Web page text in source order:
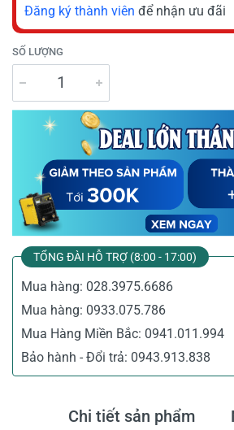
Đăng ký thành viên để nhận ưu đãi
SỐ LƯỢNG
TỔNG ĐÀI HỖ TRỢ (8:00 - 17:00)
Mua hàng: 028.3975.6686
Mua hàng: 0933.075.786
Mua Hàng Miền Bắc: 0941.011.994
Bảo hành - Đổi trả: 0943.913.838
Chi tiết sản phẩm